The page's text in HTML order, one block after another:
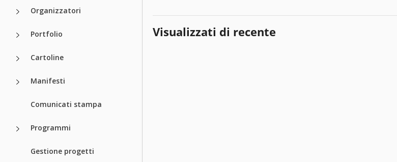
Organizzatori
Portfolio
Cartoline
Manifesti
Comunicati stampa
Programmi
Gestione progetti
Visualizzati di recente